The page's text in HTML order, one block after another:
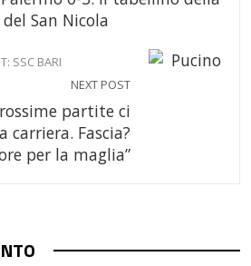
San Nicola
SSC BARI
NEXT POST
partite ci
carriera. Fascia?
per la maglia”